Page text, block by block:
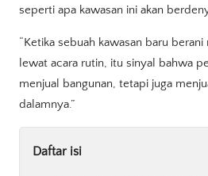
seperti apa kawasan ini akan
“Ketika sebuah kawasan baru
lewat acara rutin, itu sinyal bahwa
menjual bangunan, tetapi juga
dalamnya.”
Daftar isi